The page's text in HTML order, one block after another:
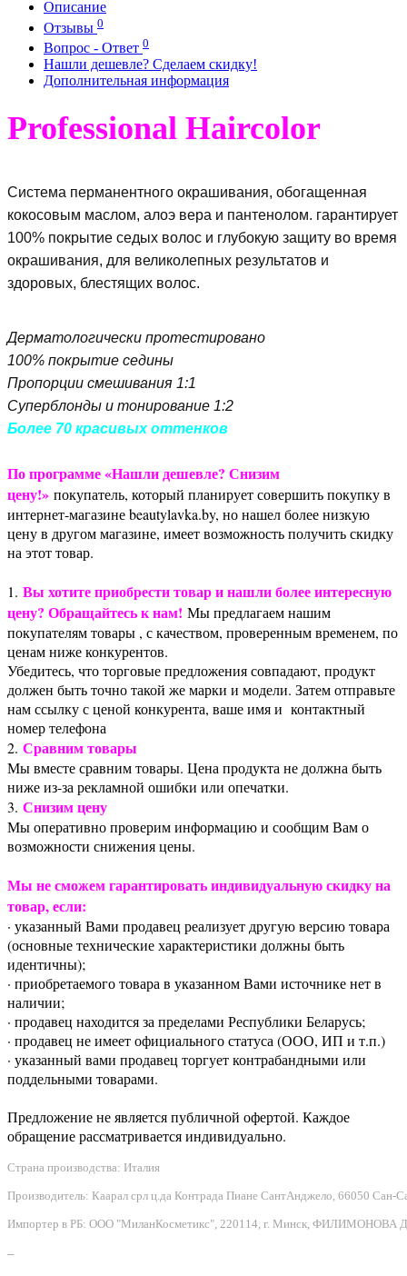
Описание
Отзывы 0
Вопрос - Ответ 0
Нашли дешевле? Сделаем скидку!
Дополнительная информация
Professional Haircolor
Система перманентного окрашивания, обогащенная
кокосовым маслом, алоэ вера и пантенолом. гарантирует
100% покрытие седых волос и глубокую защиту во время
окрашивания, для великолепных результатов и
здоровых, блестящих волос.
Дерматологически протестировано
100% покрытие седины
Пропорции смешивания 1:1
Суперблонды и тонирование 1:2
Более 70 красивых оттенков
По программе «Нашли дешевле? Снизим
цену!» покупатель, который планирует совершить покупку в
интернет-магазине beautylavka.by, но нашел более низкую
цену в другом магазине, имеет возможность получить скидку
на этот товар.
1. Вы хотите приобрести товар и нашли более интересную
цену? Обращайтесь к нам! Мы предлагаем нашим
покупателям товары , с качеством, проверенным временем, по
ценам ниже конкурентов.
Убедитесь, что торговые предложения совпадают, продукт
должен быть точно такой же марки и модели. Затем отправьте
нам ссылку с ценой конкурента, ваше имя и контактный
номер телефона
2. Сравним товары
Мы вместе сравним товары. Цена продукта не должна быть
ниже из-за рекламной ошибки или опечатки.
3. Снизим цену
Мы оперативно проверим информацию и сообщим Вам о
возможности снижения цены.
Мы не сможем гарантировать индивидуальную скидку на
товар, если:
· указанный Вами продавец реализует другую версию товара
(основные технические характеристики должны быть
идентичны);
· приобретаемого товара в указанном Вами источнике нет в
наличии;
· продавец находится за пределами Республики Беларусь;
· продавец не имеет официального статуса (ООО, ИП и т.п.)
· указанный вами продавец торгует контрабандными или
поддельными товарами.
Предложение не является публичной офертой. Каждое
обращение рассматривается индивидуально.
Страна производства: Италия
Производитель: Каарал срл ц.да Контрада Пиане СантАнджело, 66050 Сан-
Импортер в РБ: ООО "МиланКосметикс", 220114, г. Минск, ФИЛИМОНОВА
–